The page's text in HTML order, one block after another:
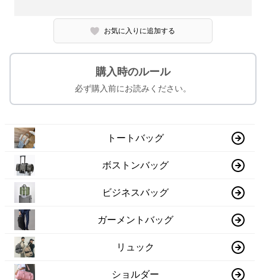
お気に入りに追加する
購入時のルール
必ず購入前にお読みください。
トートバッグ
ボストンバッグ
ビジネスバッグ
ガーメントバッグ
リュック
ショルダー